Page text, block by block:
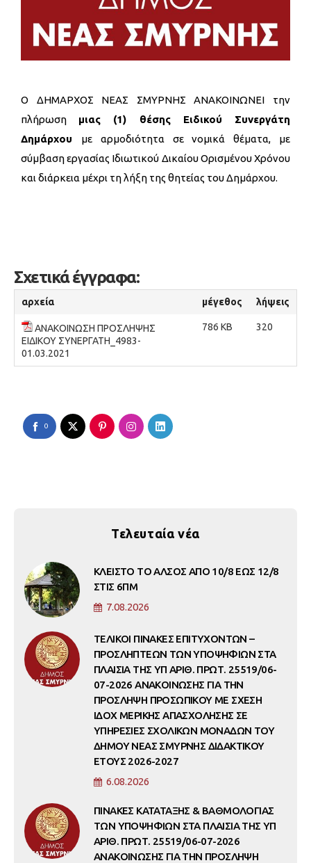
Ο ΔΗΜΑΡΧΟΣ ΝΕΑΣ ΣΜΥΡΝΗΣ ΑΝΑΚΟΙΝΩΝΕΙ την
πλήρωση μιας (1) θέσης Ειδικού Συνεργάτη
Δημάρχου με αρμοδιότητα σε νομικά θέματα, με
σύμβαση εργασίας Ιδιωτικού Δικαίου Ορισμένου Χρόνου
και διάρκεια μέχρι τη λήξη της θητείας του Δημάρχου.
Σχετικά έγγραφα:
αρχεία μέγεθος λήψεις
ΑΝΑΚΟΙΝΩΣΗ ΠΡΟΣΛΗΨΗΣ
ΕΙΔΙΚΟΥ ΣΥΝΕΡΓΑΤΗ_4983-
01.03.2021
786 KB 320
0
Τελευταία νέα
ΚΛΕΙΣΤΟ ΤΟ ΑΛΣΟΣ ΑΠΟ 10/8 ΕΩΣ 12/8
ΣΤΙΣ 6ΠΜ
7.08.2026
ΤΕΛΙΚΟΙ ΠΙΝΑΚΕΣ ΕΠΙΤΥΧΟΝΤΩΝ –
ΠΡΟΣΛΗΠΤΕΩΝ ΤΩΝ ΥΠΟΨΗΦΙΩΝ ΣΤΑ
ΠΛΑΙΣΙΑ ΤΗΣ ΥΠ ΑΡΙΘ. ΠΡΩΤ. 25519/06-
07-2026 ΑΝΑΚΟΙΝΩΣΗΣ ΓΙΑ ΤΗΝ
ΠΡΟΣΛΗΨΗ ΠΡΟΣΩΠΙΚΟΥ ΜΕ ΣΧΕΣΗ
ΙΔΟΧ ΜΕΡΙΚΗΣ ΑΠΑΣΧΟΛΗΣΗΣ ΣΕ
ΥΠΗΡΕΣΙΕΣ ΣΧΟΛΙΚΩΝ ΜΟΝΑΔΩΝ ΤΟΥ
ΔΗΜΟΥ ΝΕΑΣ ΣΜΥΡΝΗΣ ΔΙΔΑΚΤΙΚΟΥ
ΕΤΟΥΣ 2026-2027
6.08.2026
ΠΙΝΑΚΕΣ ΚΑΤΑΤΑΞΗΣ & ΒΑΘΜΟΛΟΓΙΑΣ
ΤΩΝ ΥΠΟΨΗΦΙΩΝ ΣΤΑ ΠΛΑΙΣΙΑ ΤΗΣ ΥΠ
ΑΡΙΘ. ΠΡΩΤ. 25519/06-07-2026
ΑΝΑΚΟΙΝΩΣΗΣ ΓΙΑ ΤΗΝ ΠΡΟΣΛΗΨΗ